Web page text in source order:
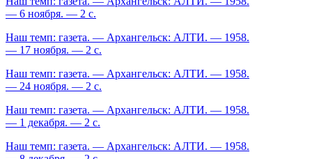
— 6 ноября. — 2 с.
Наш темп: газета. — Архангельск: АЛТИ. — 1958.
— 17 ноября. — 2 с.
Наш темп: газета. — Архангельск: АЛТИ. — 1958.
— 24 ноября. — 2 с.
Наш темп: газета. — Архангельск: АЛТИ. — 1958.
— 1 декабря. — 2 с.
Наш темп: газета. — Архангельск: АЛТИ. — 1958.